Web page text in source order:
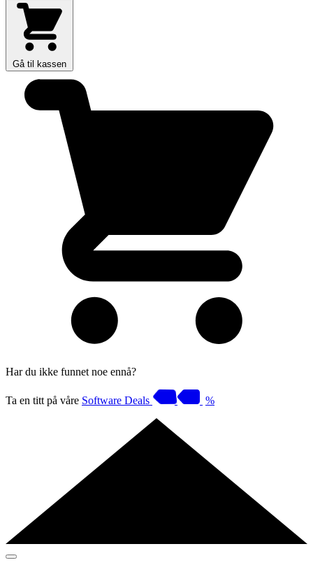
Gå til kassen
Har du ikke funnet noe ennå?
Ta en titt på våre Software Deals %